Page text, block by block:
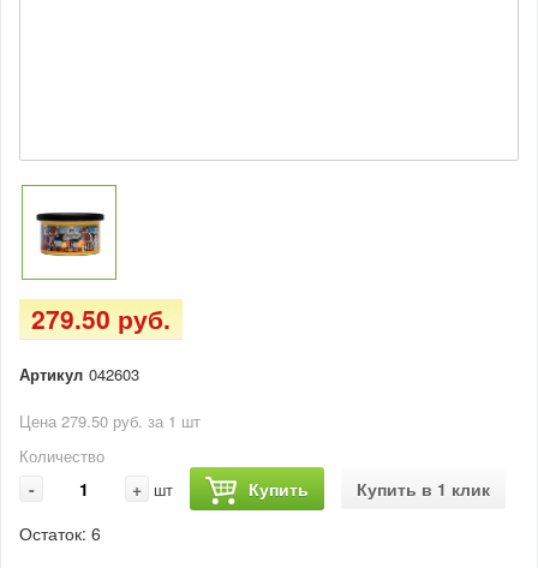
279.50 руб.
Артикул 042603
Цена 279.50 руб. за 1 шт
Количество
- + шт Купить
Купить в 1 клик
Остаток: 6